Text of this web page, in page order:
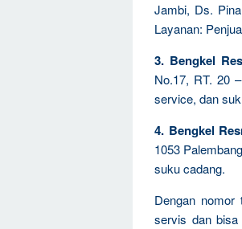
Jambi, Ds.
Layanan:
3. Bengkel
No.17, RT. 20
service, dan
4. Bengkel
1053
suku cadang.
Dengan
servis dan